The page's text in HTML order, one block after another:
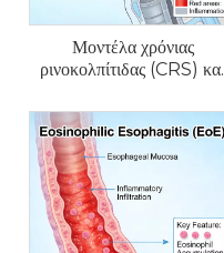
Μοντέλα χρόνιας
ρινοκολπίτιδας (CRS) και
ποντικού